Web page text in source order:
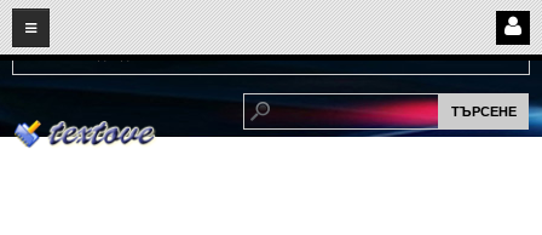
07 2026
Нови: Надежда...
НАЧАЛО
ПОТРЕБИТЕЛСКИ СТРАНИЦИ